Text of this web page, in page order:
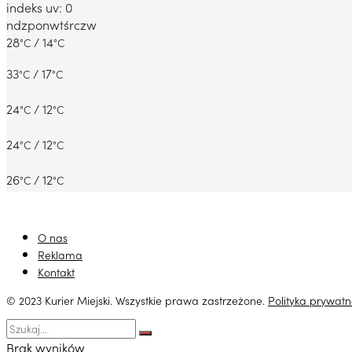
indeks uv: 0
ndzponwtśrczw
28°C / 14°C
33°C / 17°C
24°C / 12°C
24°C / 12°C
26°C / 12°C
O nas
Reklama
Kontakt
© 2023 Kurier Miejski. Wszystkie prawa zastrzeżone. Polityka
Brak wyników